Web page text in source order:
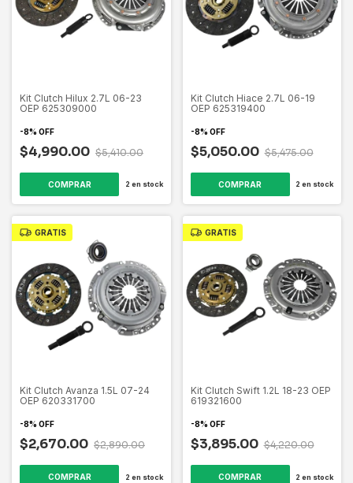
Kit Clutch Hilux 2.7L 06-23
OEP 625309000
-8% OFF
$4,990.00 $5,410.00
2 en stock
Kit Clutch Hiace 2.7L 06-19
OEP 625319400
-8% OFF
$5,050.00 $5,475.00
2 en stock
GRATIS
Kit Clutch Avanza 1.5L 07-24
OEP 620331700
-8% OFF
$2,670.00 $2,890.00
2 en stock
GRATIS
Kit Clutch Swift 1.2L 18-23 OEP
619321600
-8% OFF
$3,895.00 $4,220.00
2 en stock